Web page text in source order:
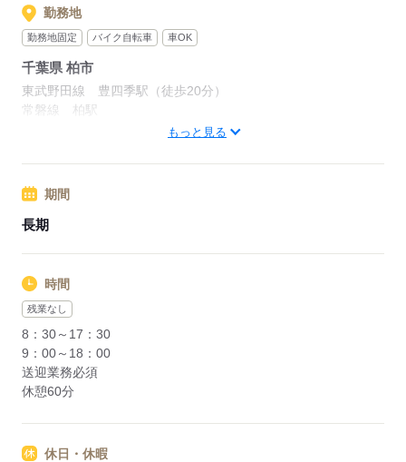
寸志あり：年2回（6月・12月）
※業績による
※処遇改善手当は試用期間中（3ヶ月）は支給なし
応募する
勤務地
勤務地固定 バイク自転車 車OK
千葉県 柏市
東武野田線 豊四季駅（徒歩20分）
常磐線 柏駅
東武野田線「豊四季駅」より徒歩20分
歩5分
もっと見る
期間
長期
時間
残業なし
8：30～17：30
9：00～18：00
送迎業務必須
休憩60分
休日・休暇